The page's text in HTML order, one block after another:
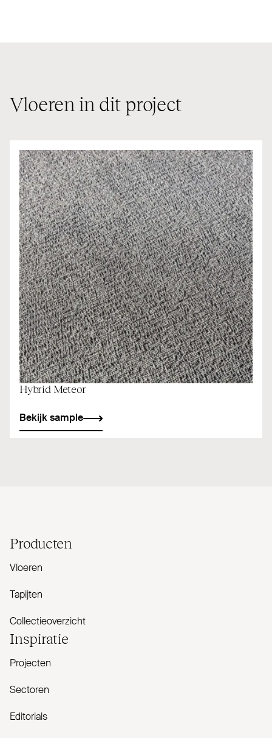
Vloeren in dit project
Hybrid Meteor
Bekijk sample
Producten
Vloeren
Tapijten
Collectieoverzicht
Inspiratie
Projecten
Sectoren
Editorials